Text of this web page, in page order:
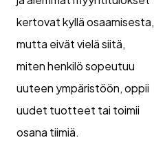
kertovat kyllä osaamisesta,
mutta eivät vielä siitä,
miten henkilö sopeutuu
uuteen ympäristöön, oppii
uudet tuotteet tai toimii
osana tiimiä.